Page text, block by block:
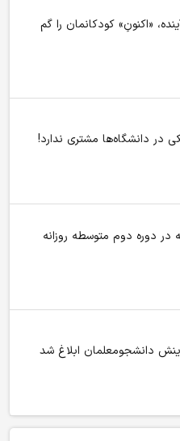
«اکنونِ» کودکانمان را گم
در دوره دوم متوسطه روزانه
دانشجومعلمان ابلاغ شد